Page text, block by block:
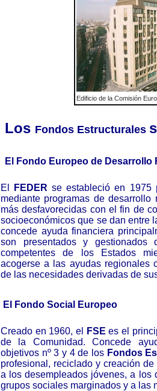
Edificio de la Comisión
Los Fondos Estructurales
El Fondo Europeo de Desarrollo
El FEDER se estableció en 1975
mediante programas de
más desfavorecidas con el fin de
socioeconómicos que se dan entre
concede ayuda financiera
son presentados y gestionados
competentes de los Estados
acogerse a las ayudas regionales
de las necesidades derivadas de
El Fondo Social Europeo
Creado en 1960, el FSE es el
de la Comunidad. Concede
objetivos nº 3 y 4 de los Fondos
profesional, reciclado y creación
a los desempleados jóvenes, a los
grupos sociales marginados y a las